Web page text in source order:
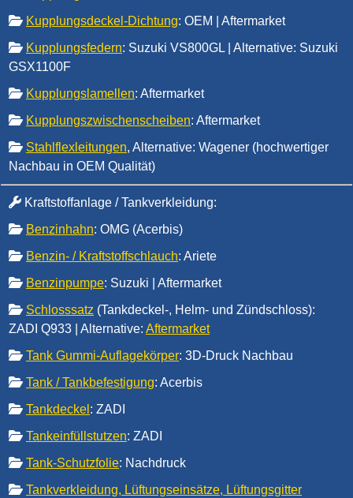
Kupplungsdeckel-Dichtung: OEM | Aftermarket
Kupplungsfedern: Suzuki VS800GL | Alternative: Suzuki
GSX1100F
Kupplungslamellen: Aftermarket
Kupplungszwischenscheiben: Aftermarket
Stahlflexleitungen, Alternative: Wagener (hochwertiger
Nachbau in OEM Qualität)
Kraftstoffanlage / Tankverkleidung:
Benzinhahn: OMG (Acerbis)
Benzin- / Kraftstoffschlauch: Ariete
Benzinpumpe: Suzuki | Aftermarket
Schlosssatz (Tankdeckel-, Helm- und Zündschloss):
ZADI Q933 | Alternative: Aftermarket
Tank Gummi-Auflagekörper: 3D-Druck Nachbau
Tank / Tankbefestigung: Acerbis
Tankdeckel : ZADI
Tankeinfüllstutzen: ZADI
Tank-Schutzfolie: Nachdruck
Tankverkleidung, Lüftungseinsätze, Lüftungsgitter